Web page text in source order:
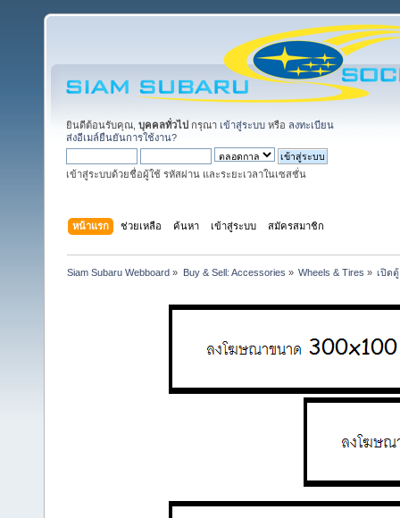
ยินดีต้อนรับคุณ, บุคคลทั่วไป กรุณา เข้าสู่ระบบ หรือ ลงทะเบียน
ส่งอีเมล์ยืนยันการใช้งาน?
เข้าสู่ระบบด้วยชื่อผู้ใช้ รหัสผ่าน และระยะเวลาในเซสชั่น
หน้าแรก ช่วยเหลือ ค้นหา เข้าสู่ระบบ สมัครสมาชิก
Siam Subaru Webboard » Buy & Sell: Accessories » Wheels & Tires » เปิด